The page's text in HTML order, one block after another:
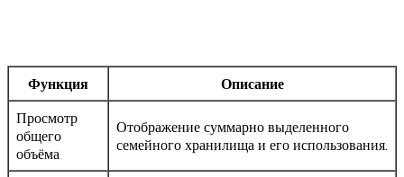
Функция
Описание
Просмотр
общего
объёма
Отображение суммарно выделенного
семейного хранилища и его использования.